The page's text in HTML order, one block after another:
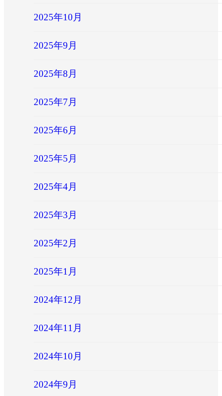
2025年10月
2025年9月
2025年8月
2025年7月
2025年6月
2025年5月
2025年4月
2025年3月
2025年2月
2025年1月
2024年12月
2024年11月
2024年10月
2024年9月